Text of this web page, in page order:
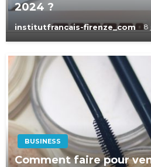
2024 ?
institutfrancais-firenze_com 8
BUSINESS
Comment faire pour